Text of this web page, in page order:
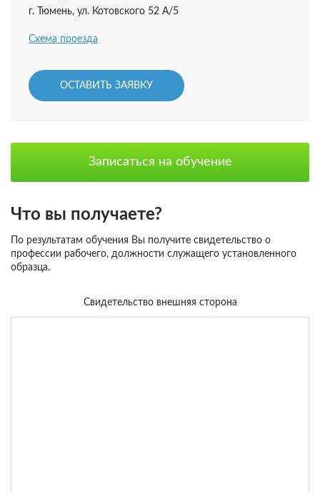
г. Тюмень, ул. Котовского 52 А/5
Схема проезда
ОСТАВИТЬ ЗАЯВКУ
Записаться на обучение
Что вы получаете?
По результатам обучения Вы получите свидетельство о
профессии рабочего, должности служащего установленного
образца.
Свидетельство внешняя сторона